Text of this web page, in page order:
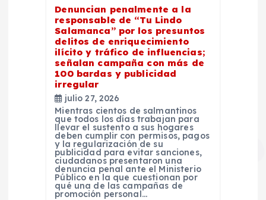
Denuncian penalmente a la
responsable de “Tu Lindo
Salamanca” por los presuntos
delitos de enriquecimiento
ilícito y tráfico de influencias;
señalan campaña con más de
100 bardas y publicidad
irregular
julio 27, 2026
Mientras cientos de salmantinos
que todos los días trabajan para
llevar el sustento a sus hogares
deben cumplir con permisos, pagos
y la regularización de su
publicidad para evitar sanciones,
ciudadanos presentaron una
denuncia penal ante el Ministerio
Público en la que cuestionan por
qué una de las campañas de
promoción personal…